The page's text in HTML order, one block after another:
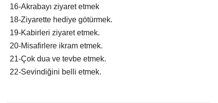
16-Akrabayı ziyaret etmek
18-Ziyarette hediye götürmek.
19-Kabirleri ziyaret etmek.
20-Misafirlere ikram etmek.
21-Çok dua ve tevbe etmek.
22-Sevindiğini belli etmek.